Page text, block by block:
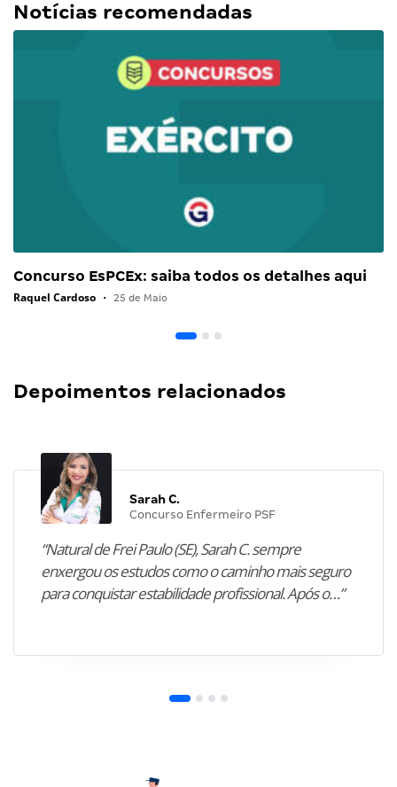
Notícias recomendadas
Concurso EsPCEx: saiba todos os detalhes aqui
Raquel Cardoso • 25 de Maio
Depoimentos relacionados
Sarah C.
Concurso Enfermeiro PSF
“Natural de Frei Paulo (SE), Sarah C. sempre
enxergou os estudos como o caminho mais seguro
para conquistar estabilidade profissional. Após o…”